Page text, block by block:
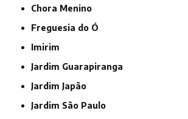
Chora Menino
Freguesia do Ó
Imirim
Jardim Guarapiranga
Jardim Japão
Jardim São Paulo